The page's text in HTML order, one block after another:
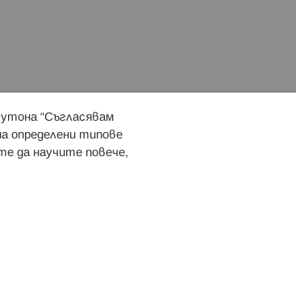
“Съгласявам
определени типове
да научите повече,